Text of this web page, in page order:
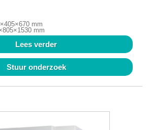
mm
mm
Lees verder
Stuur onderzoek